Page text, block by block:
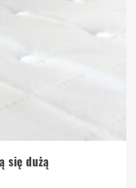
się dużą